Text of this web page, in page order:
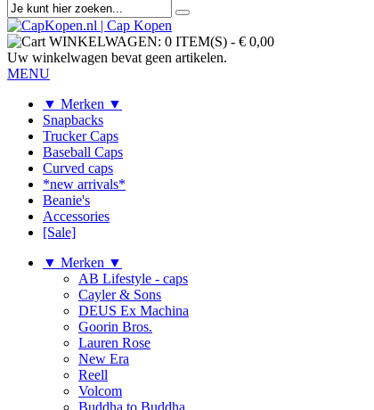
WINKELWAGEN: 0 ITEM(S) - € 0,00
Uw winkelwagen bevat geen artikelen.
MENU
▼ Merken ▼
Snapbacks
Trucker Caps
Baseball Caps
Curved caps
*new arrivals*
Beanie's
Accessories
[Sale]
▼ Merken ▼
AB Lifestyle - caps
Cayler & Sons
DEUS Ex Machina
Goorin Bros.
Lauren Rose
New Era
Reell
Volcom
Buddha to Buddha